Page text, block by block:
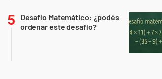
Desafío Matemático: ¿podés
ordenar este desafío?